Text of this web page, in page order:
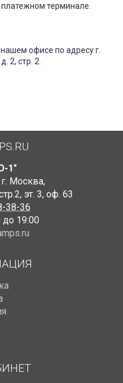
терминале.
офисе по адресу г.
2, стр. 2.
1"
г. Москва,
, эт. 3, оф. 63
38-36
19:00